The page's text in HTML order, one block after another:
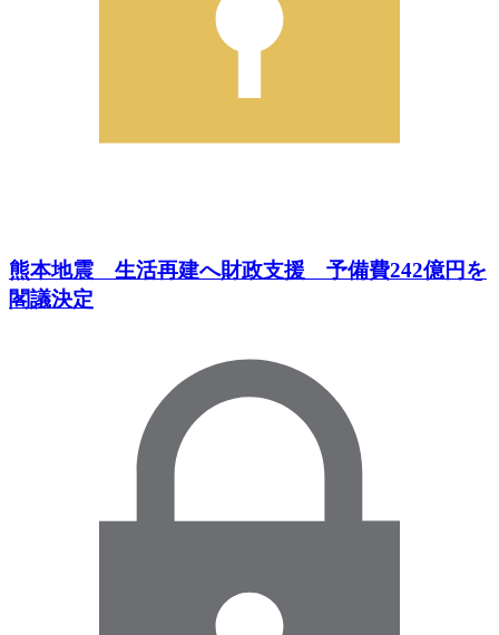
熊本地震 生活再建へ財政支援 予備費242億円を
閣議決定